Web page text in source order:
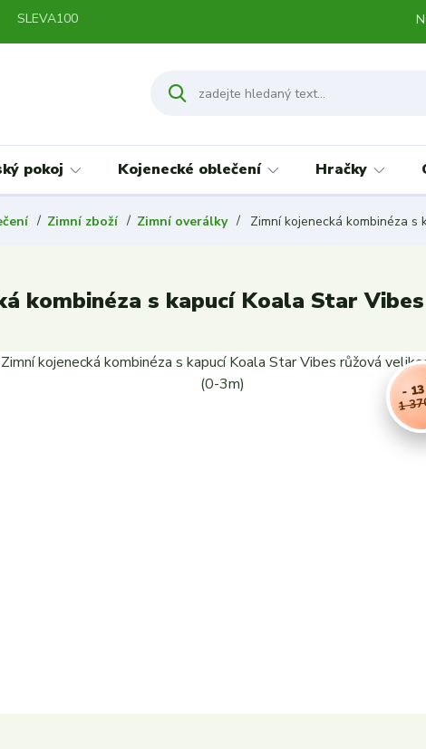
SLEVA100
pokoj Kojenecké oblečení Hračky
Zimní zboží Zimní overálky Zimní kojenecká kombinéza
kombinéza s kapucí Koala Star
1
-